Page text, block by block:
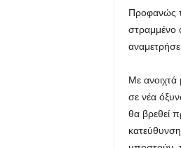
Προφανώς
στραμμένο
Με
σε νέα
θα βρεθεί